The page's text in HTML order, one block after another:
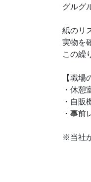
グルグ
紙のリ
実物を
この繰
【職場
・休憩
・自販
・事前
※当社